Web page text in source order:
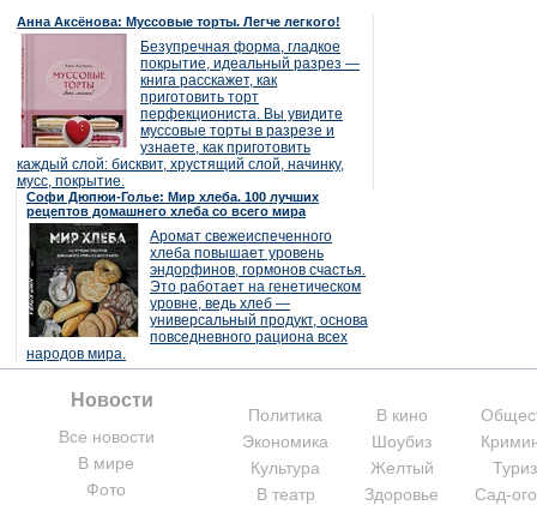
Анна Аксёнова: Муссовые торты. Легче легкого!
Безупречная форма, гладкое
покрытие, идеальный разрез —
книга расскажет, как
приготовить торт
перфекциониста. Вы увидите
муссовые торты в разрезе и
узнаете, как приготовить
каждый слой: бисквит, хрустящий слой, начинку,
мусс, покрытие.
Софи Дюпюи-Голье: Мир хлеба. 100 лучших
рецептов домашнего хлеба со всего мира
Аромат свежеиспеченного
хлеба повышает уровень
эндорфинов, гормонов счастья.
Это работает на генетическом
уровне, ведь хлеб —
универсальный продукт, основа
повседневного рациона всех
народов мира.
Новости
Все новости
В мире
Фото
Политика
Экономика
Культура
В театр
В кино
Шоубиз
Желтый
Здоровье
Сад-